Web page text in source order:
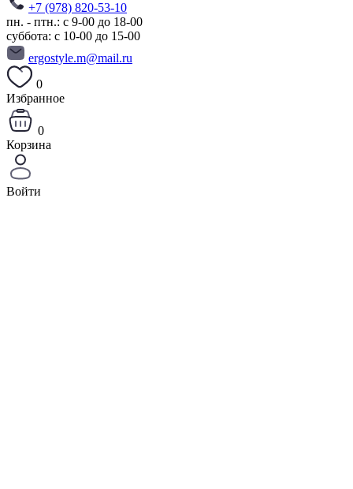
+7 (978) 820-53-10
пн. - птн.: с 9-00 до 18-00
суббота: с 10-00 до 15-00
ergostyle.m@mail.ru
0
Избранное
0
Корзина
Войти